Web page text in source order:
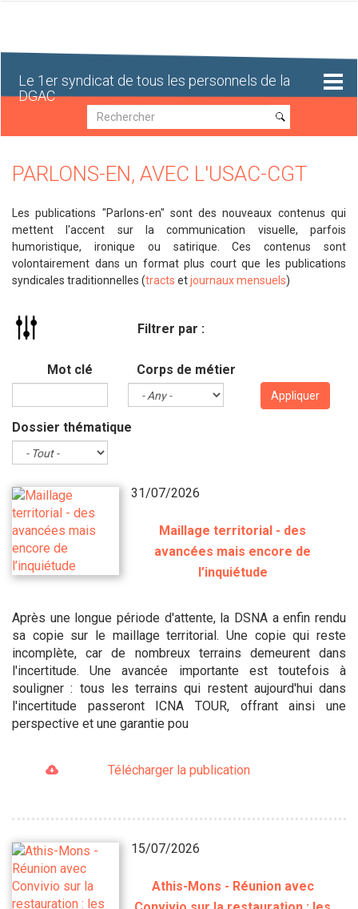
Le 1er syndicat de tous les personnels de la
DGAC
Recherche
Recherche
PARLONS-EN, AVEC L'USAC-CGT
Les publications "Parlons-en" sont des nouveaux contenus qui
mettent l'accent sur la communication visuelle, parfois
humoristique, ironique ou satirique. Ces contenus sont
volontairement dans un format plus court que les publications
syndicales traditionnelles (tracts etjournaux mensuels)
Filtrer par :
Mot clé Corps de métier
Dossier thématique
Appliquer
31/07/2026
Maillage territorial - des
avancées mais encore de
l’inquiétude
Après une longue période d'attente, la DSNA a enfin rendu
sa copie sur le maillage territorial. Une copie qui reste
incomplète, car de nombreux terrains demeurent dans
l'incertitude. Une avancée importante est toutefois à
souligner : tous les terrains qui restent aujourd'hui dans
l'incertitude passeront ICNA TOUR, offrant ainsi une
perspective et une garantie pou
Télécharger la publication
15/07/2026
Athis-Mons - Réunion avec